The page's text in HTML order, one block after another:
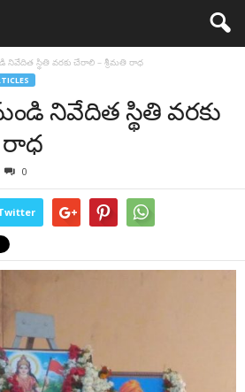
నివేదిత స్థితి వరకు చేరాలి – శ్రీమతి రాధ
నివేదిత స్థితి వరకు
రాధ
0